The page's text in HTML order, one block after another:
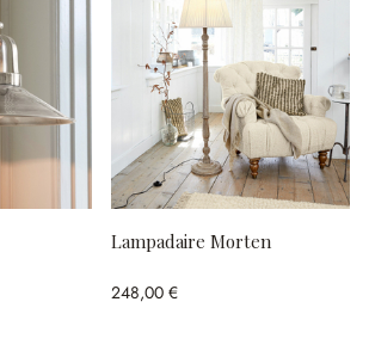
Lampadaire Morten
248,00 €